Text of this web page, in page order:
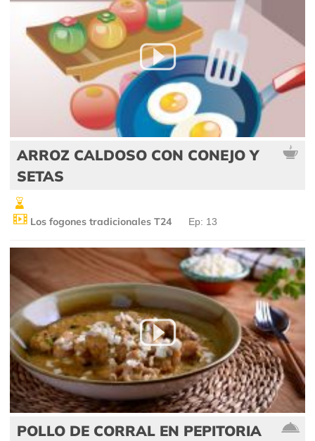
ARROZ CALDOSO CON CONEJO Y
SETAS
Los fogones tradicionales T24 Ep: 13
POLLO DE CORRAL EN PEPITORIA